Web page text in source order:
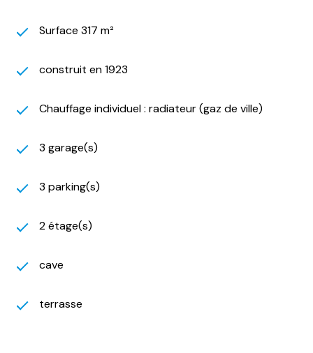
Surface 317 m²
construit en 1923
Chauffage individuel : radiateur (gaz de ville)
3 garage(s)
3 parking(s)
2 étage(s)
cave
terrasse